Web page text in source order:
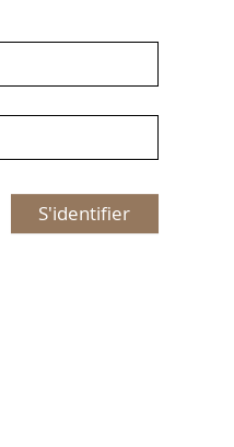
S'identifier